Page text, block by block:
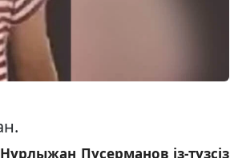
Пусерманов із-түзсіз